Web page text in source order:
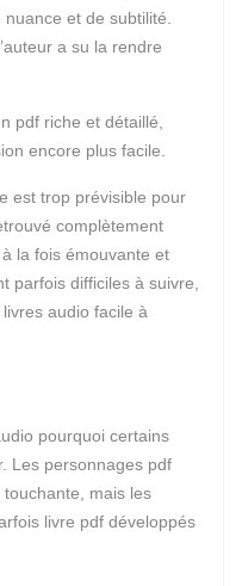
et de subtilité.
a su la rendre
pdf riche et détaillé,
encore plus facile.
est trop prévisible pour
complètement
la fois émouvante et
parfois difficiles à suivre,
audio facile à
pourquoi certains
Les personnages pdf
mais les
livre pdf développés